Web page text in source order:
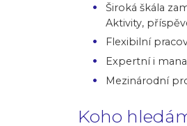
Široká škála
Aktivity,
Flexibilní
Expertní i
Mezinárodní
Koho